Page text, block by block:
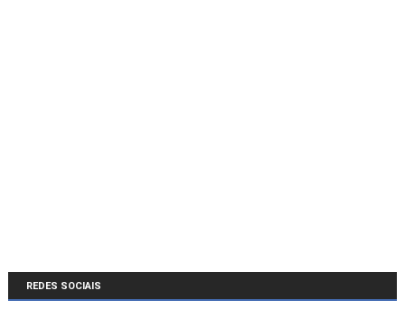
REDES SOCIAIS